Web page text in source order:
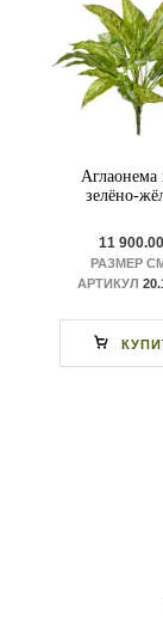
Аглаонема
зелёно-
11
РАЗМЕР
АРТИКУЛ